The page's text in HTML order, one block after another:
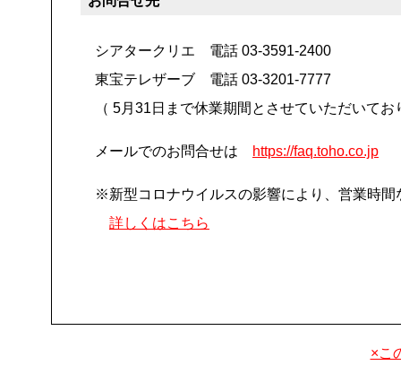
シアタークリエ 電話 03-3591-2400
東宝テレザーブ 電話 03-3201-7777
（ 5月31日まで休業期間とさせていただいてお
メールでのお問合せは https://faq.toho.co.jp
※新型コロナウイルスの影響により、営業時
詳しくはこちら
×こ